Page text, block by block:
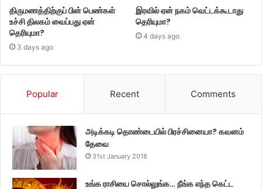
திருமணத்திற்குப் பின் பெண்கள்
உச்சி திலகம் வைப்பது ஏன்
தெரியுமா?
3 days ago
இரவில் ஏன் நகம் வெட்டக்கூடாது
தெரியுமா?
4 days ago
Popular Recent Comments
அடிக்கடி தொண்டையில் பிரச்சினையா? கவனம்
தேவை
31st January 2018
உங்க ராசியை சொல்லுங்க… நீங்க எந்த கெட்ட